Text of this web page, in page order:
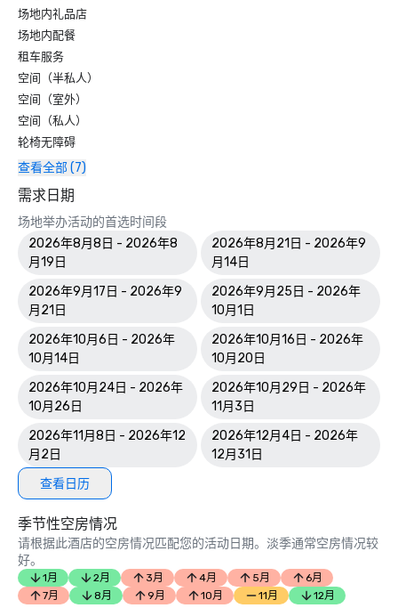
场地内礼品店
场地内配餐
租车服务
空间（半私人）
空间（室外）
空间（私人）
轮椅无障碍
查看全部 (7)
需求日期
场地举办活动的首选时间段
2026年8月8日 - 2026年8
月19日
2026年8月21日 - 2026年9
月14日
2026年9月17日 - 2026年9
月21日
2026年9月25日 - 2026年
10月1日
2026年10月6日 - 2026年
10月14日
2026年10月16日 - 2026年
10月20日
2026年10月24日 - 2026年
10月26日
2026年10月29日 - 2026年
11月3日
2026年11月8日 - 2026年12
月2日
2026年12月4日 - 2026年
12月31日
查看日历
季节性空房情况
请根据此酒店的空房情况匹配您的活动日期。淡季通常空房情况较
好。
1月 2月 3月 4月 5月
6月
7月
8月 9月 10月 11月 12月